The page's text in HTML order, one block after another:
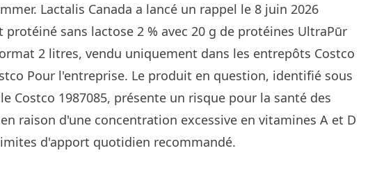
Lactalis Canada a lancé un rappel le 8 juin 2026
sans lactose 2 % avec 20 g de protéines UltraPūr
2 litres, vendu uniquement dans les entrepôts Costco
Pour l'entreprise. Le produit en question, identifié sous
Costco 1987085, présente un risque pour la santé des
raison d'une concentration excessive en vitamines A et D
d'apport quotidien recommandé.